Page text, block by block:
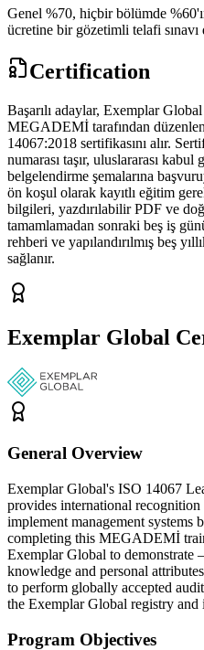
Genel %70, hiçbir bölümde
ücretine bir gözetimli telafi sınavı
Certification
Başarılı adaylar, Exemplar
MEGADEMİ tarafından
14067:2018 sertifikasını alır.
numarası taşır, uluslararası
belgelendirme şemalarına
ön koşul olarak kayıtlı eğitim
bilgileri, yazdırılabilir PDF ve
tamamlamadan sonraki beş iş
rehberi ve yapılandırılmış beş
sağlanır.
Exemplar Global
General Overview
Exemplar Global's ISO 14067
provides international
implement management systems
completing this MEGADEMİ
Exemplar Global to
knowledge and personal
to perform globally accepted
the Exemplar Global registry and
Program Objectives